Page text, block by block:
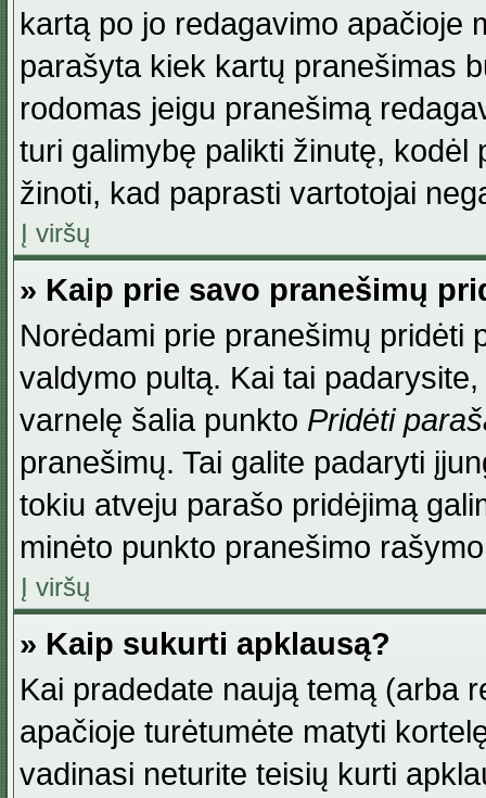
kartą po jo redagavimo apačioje
parašyta kiek kartų pranešimas
rodomas jeigu pranešimą
turi galimybę palikti žinutę, kodėl
žinoti, kad paprasti vartotojai
Į viršų
» Kaip prie savo pranešimų
Norėdami prie pranešimų pridėti
valdymo pultą. Kai tai
varnelę šalia punkto Pridėti
pranešimų. Tai galite padaryti
tokiu atveju parašo pridėjimą
minėto punkto pranešimo
Į viršų
» Kaip sukurti apklausą?
Kai pradedate naują temą (arba
apačioje turėtumėte matyti
vadinasi neturite teisių kurti